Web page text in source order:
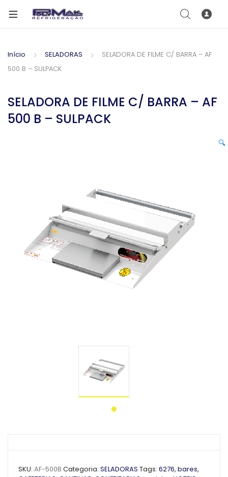
Início SELADORAS
SELADORA DE FILME C/ BARRA – AF
500 B – SULPACK
SELADORA DE FILME C/ BARRA – AF
500 B – SULPACK
🔍
SKU: AF-500B Categoria: SELADORAS Tags: 6276, bares,